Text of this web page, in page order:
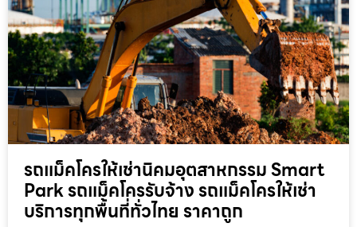
รถแม็คโครให้เช่านิคมอุตสาหกรรม Smart
Park รถแม็คโครรับจ้าง รถแม็คโครให้เช่า
บริการทุกพื้นที่ทั่วไทย ราคาถูก